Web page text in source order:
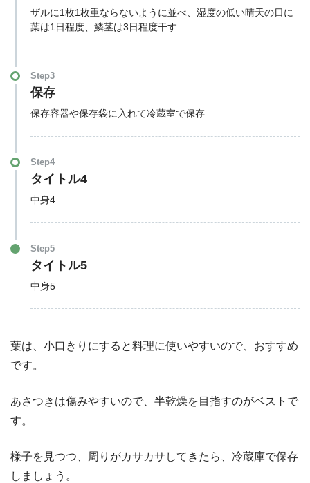
ザルに1枚1枚重ならないように並べ、湿度の低い晴天の日に
葉は1日程度、鱗茎は3日程度干す
Step3
保存
保存容器や保存袋に入れて冷蔵室で保存
Step4
タイトル4
中身4
Step5
タイトル5
中身5
葉は、小口きりにすると料理に使いやすいので、おすすめ
です。
あさつきは傷みやすいので、半乾燥を目指すのがベストで
す。
様子を見つつ、周りがカサカサしてきたら、冷蔵庫で保存
しましょう。